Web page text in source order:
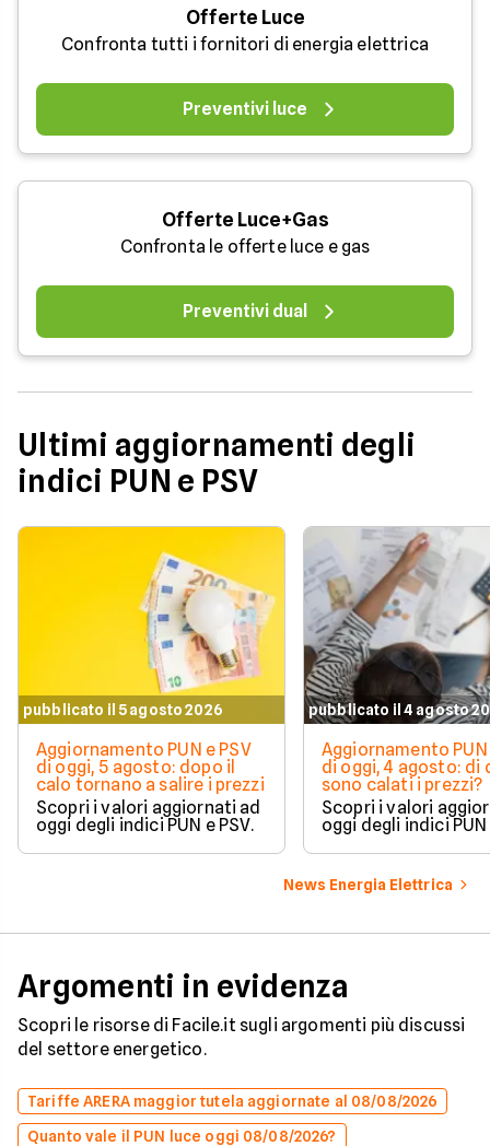
Offerte Luce
Confronta tutti i fornitori di energia elettrica
Preventivi luce
Offerte Luce+Gas
Confronta le offerte luce e gas
Preventivi dual
Ultimi aggiornamenti degli
indici PUN e PSV
pubblicato il 5 agosto 2026
Aggiornamento PUN e PSV
di oggi, 5 agosto: dopo il
calo tornano a salire i prezzi
Scopri i valori aggiornati ad
oggi degli indici PUN e PSV.
pubblicato il 4 agosto
Aggiornamento PUN
di oggi, 4 agosto: di
sono calati i prezzi?
Scopri i valori
oggi degli indici PUN
News Energia Elettrica
Argomenti in evidenza
Scopri le risorse di Facile.it sugli argomenti più discussi
del settore energetico.
Tariffe ARERA maggior tutela aggiornate al 08/08/2026
Quanto vale il PUN luce oggi 08/08/2026?